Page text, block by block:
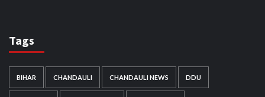
Tags
BIHAR CHANDAULI CHANDAULI NEWS DDU